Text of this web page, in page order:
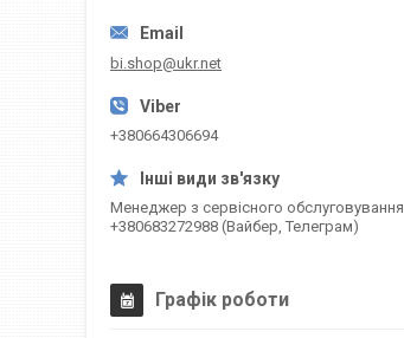
bi.shop@ukr.net
+380664306694
Менеджер з сервісного обслуговування
+380683272988 (Вайбер, Телеграм)
Графік роботи